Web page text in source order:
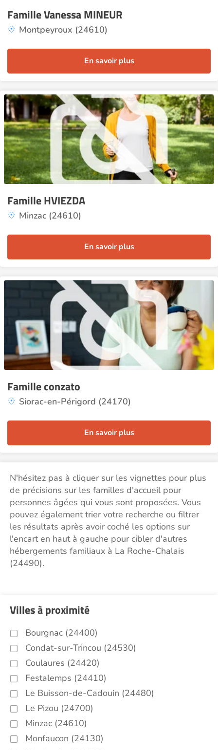
Famille Vanessa MINEUR
Montpeyroux (24610)
En savoir plus
Famille HVIEZDA
Minzac (24610)
En savoir plus
Famille conzato
Siorac-en-Périgord (24170)
En savoir plus
N'hésitez pas à cliquer sur les vignettes pour plus
de précisions sur les familles d'accueil pour
personnes âgées qui vous sont proposées. Vous
pouvez également trier votre recherche ou filtrer
les résultats après avoir coché les options sur
l'encart en haut à gauche pour cibler d'autres
hébergements familiaux à La Roche-Chalais
(24490).
Villes à proximité
Bourgnac (24400)
Condat-sur-Trincou (24530)
Coulaures (24420)
Festalemps (24410)
Le Buisson-de-Cadouin (24480)
Le Pizou (24700)
Minzac (24610)
Monfaucon (24130)